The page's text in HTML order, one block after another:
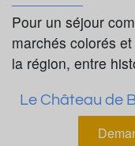
Pour un séjour
marchés colorés et
la région, entre
Le Château de